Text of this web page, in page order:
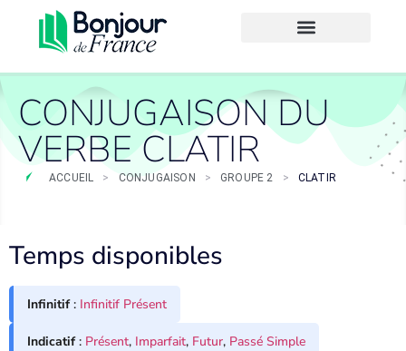
CONJUGAISON DU
VERBE CLATIR
ACCUEIL > CONJUGAISON > GROUPE 2 > CLATIR
Temps disponibles
Infinitif: Infinitif Présent
Indicatif: Présent, Imparfait, Futur, Passé Simple